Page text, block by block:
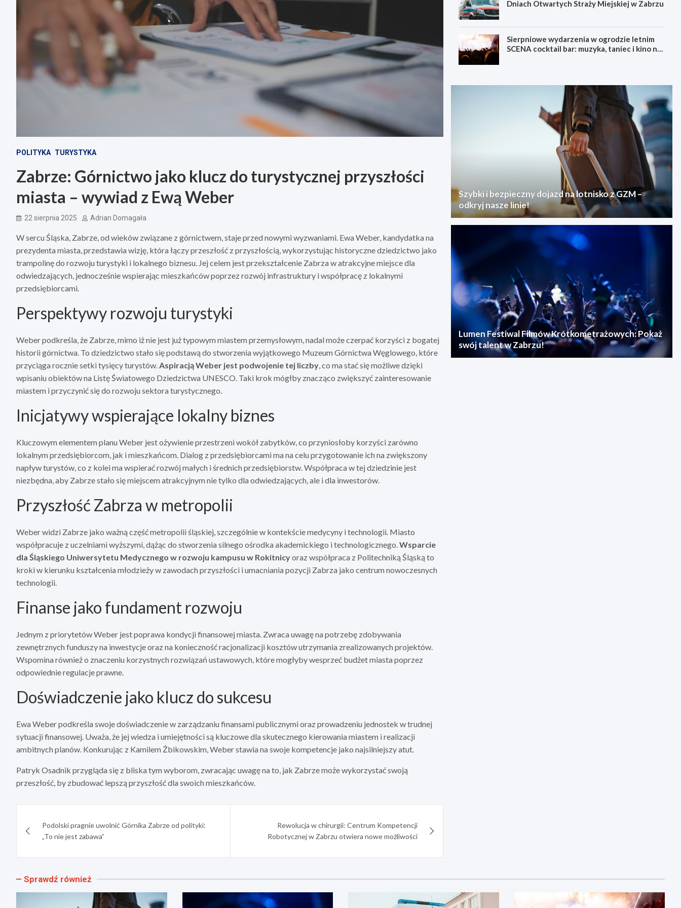
POLITYKA TURYSTYKA
Zabrze: Górnictwo jako klucz do turystycznej przyszłości
miasta – wywiad z Ewą Weber
22 sierpnia 2025 Adrian Domagała
W sercu Śląska, Zabrze, od wieków związane z górnictwem, staje przed nowymi wyzwaniami. Ewa Weber, kandydatka na
prezydenta miasta, przedstawia wizję, która łączy przeszłość z przyszłością, wykorzystując historyczne dziedzictwo jako
trampolinę do rozwoju turystyki i lokalnego biznesu. Jej celem jest przekształcenie Zabrza w atrakcyjne miejsce dla
odwiedzających, jednocześnie wspierając mieszkańców poprzez rozwój infrastruktury i współpracę z lokalnymi
przedsiębiorcami.
Perspektywy rozwoju turystyki
Weber podkreśla, że Zabrze, mimo iż nie jest już typowym miastem przemysłowym, nadal może czerpać korzyści z bogatej
historii górnictwa. To dziedzictwo stało się podstawą do stworzenia wyjątkowego Muzeum Górnictwa Węglowego, które
przyciąga rocznie setki tysięcy turystów.Aspiracją Weber jest podwojenie tej liczby, co ma stać się możliwe dzięki
wpisaniu obiektów na Listę Światowego Dziedzictwa UNESCO. Taki krok mógłby znacząco zwiększyć zainteresowanie
miastem i przyczynić się do rozwoju sektora turystycznego.
Inicjatywy wspierające lokalny biznes
Kluczowym elementem planu Weber jest ożywienie przestrzeni wokół zabytków, co przyniosłoby korzyści zarówno
lokalnym przedsiębiorcom, jak i mieszkańcom. Dialog z przedsiębiorcami ma na celu przygotowanie ich na zwiększony
napływ turystów, co z kolei ma wspierać rozwój małych i średnich przedsiębiorstw. Współpraca w tej dziedzinie jest
niezbędna, aby Zabrze stało się miejscem atrakcyjnym nie tylko dla odwiedzających, ale i dla inwestorów.
Przyszłość Zabrza w metropolii
Weber widzi Zabrze jako ważną część metropolii śląskiej, szczególnie w kontekście medycyny i technologii. Miasto
współpracuje z uczelniami wyższymi, dążąc do stworzenia silnego ośrodka akademickiego i technologicznego.Wsparcie
dla Śląskiego Uniwersytetu Medycznego w rozwoju kampusu w Rokitnicyoraz współpraca z Politechniką Śląską to
kroki w kierunku kształcenia młodzieży w zawodach przyszłości i umacniania pozycji Zabrza jako centrum nowoczesnych
technologii.
Finanse jako fundament rozwoju
Jednym z priorytetów Weber jest poprawa kondycji finansowej miasta. Zwraca uwagę na potrzebę zdobywania
zewnętrznych funduszy na inwestycje oraz na konieczność racjonalizacji kosztów utrzymania zrealizowanych projektów.
Wspomina również o znaczeniu korzystnych rozwiązań ustawowych, które mogłyby wesprzeć budżet miasta poprzez
odpowiednie regulacje prawne.
Doświadczenie jako klucz do sukcesu
Ewa Weber podkreśla swoje doświadczenie w zarządzaniu finansami publicznymi oraz prowadzeniu jednostek w trudnej
sytuacji finansowej. Uważa, że jej wiedza i umiejętności są kluczowe dla skutecznego kierowania miastem i realizacji
ambitnych planów. Konkurując z Kamilem Żbikowskim, Weber stawia na swoje kompetencje jako najsilniejszy atut.
Patryk Osadnik przygląda się z bliska tym wyborom, zwracając uwagę na to, jak Zabrze może wykorzystać swoją
przeszłość, by zbudować lepszą przyszłość dla swoich mieszkańców.
wpisuPodolski pragnie uwolnić Górnika Zabrze od polityki:
„To nie jest zabawa”
Rewolucja w chirurgii: Centrum Kompetencji
Robotycznej w Zabrzu otwiera nowe możliwości
Dniach Otwartych Straży Miejskiej w Zabrzu
Sierpniowe wydarzenia w ogrodzie letnim
SCENA cocktail bar: muzyka, taniec i kino na
Szybki i bezpieczny dojazd na lotnisko z GZM –
odkryj nasze linie!
Lumen Festiwal Filmów Krótkometrażowych: Pokaż
swój talent w Zabrzu!
Sprawdź również